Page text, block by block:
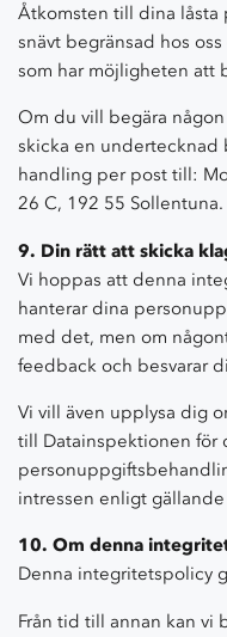
Åtkomsten till dina låsta
snävt begränsad hos
som har möjligheten att
Om du vill begära
skicka en undertecknad
handling per post till:
26 C, 192 55 Sollentuna.
9. Din rätt att skicka
Vi hoppas att denna
hanterar dina
med det, men om
feedback och besvarar
Vi vill även upplysa dig
till Datainspektionen för
intressen enligt gällande
10. Om denna
Denna integritetspolicy
Från tid till annan kan vi